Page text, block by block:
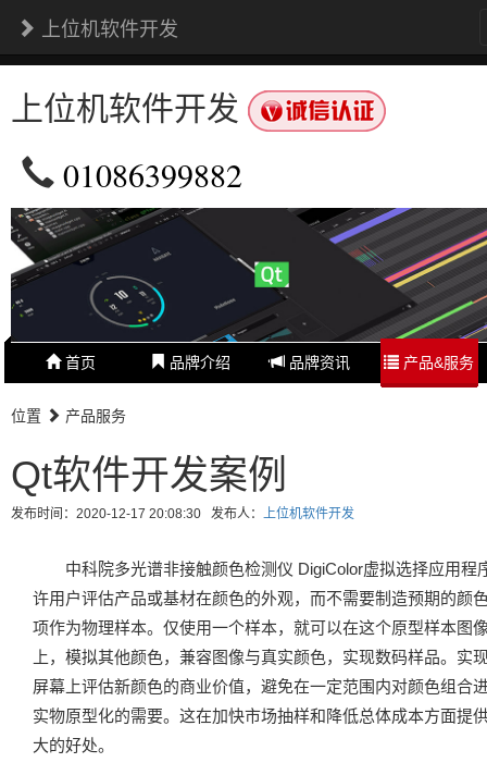
上位机软件开发
上位机软件开发
01086399882
首页 品牌介绍 品牌资讯 产品&服务
位置 产品服务
Qt软件开发案例
发布时间：2020-12-17 20:08:30 发布人： 上位机软件开发
中科院多光谱非接触颜色检测仪 DigiColor虚拟选择应用程
许用户评估产品或基材在颜色的外观，而不需要制造预期的颜
项作为物理样本。仅使用一个样本，就可以在这个原型样本图
上，模拟其他颜色，兼容图像与真实颜色，实现数码样品。实
屏幕上评估新颜色的商业价值，避免在一定范围内对颜色组合
实物原型化的需要。这在加快市场抽样和降低总体成本方面提
大的好处。